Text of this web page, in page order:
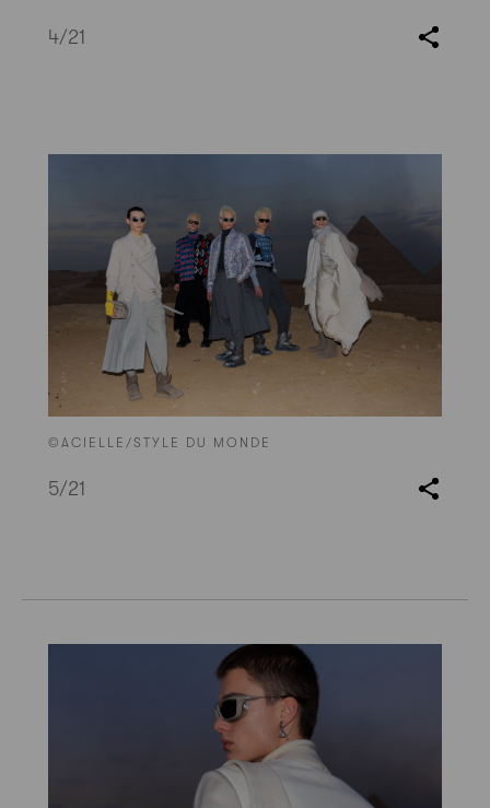
4/21
©ACIELLE/STYLE DU MONDE
5/21